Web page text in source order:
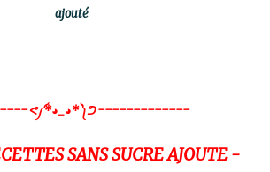
ajouté
ᕙ༼*◕_◕*༽ᕤ-------------
SANS SUCRE AJOUTE -